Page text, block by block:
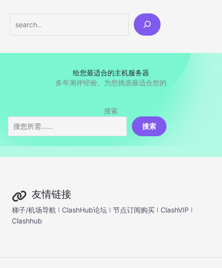
给您最适合的主机服务器
多年测评经验、为您挑选最适合您的
搜索
搜索
友情链接
梯子/机场导航 I ClashHub论坛 I 节点订阅购买 I ClashVIP I
Clashhub